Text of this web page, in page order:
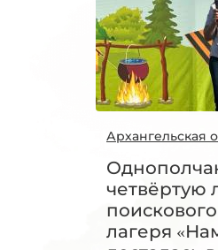
Архангельская
четвёртую
лагеря